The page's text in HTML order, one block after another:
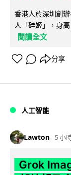
香港人於深圳創
人「硅姬」，身
閱讀全文
分享
人工智能
Lawton 5 小
Grok